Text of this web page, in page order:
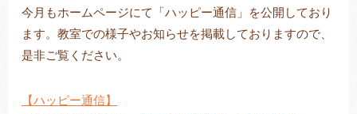
今月もホームページにて「ハッピー通信」を公開しており
ます。教室での様子やお知らせを掲載しておりますので、
是非ご覧ください。
【ハッピー通信】